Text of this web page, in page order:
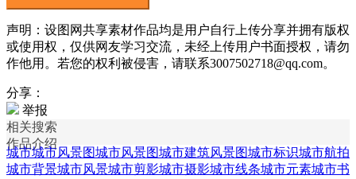
声明：设图网共享素材作品均是用户自行上传分享并拥有版权
或使用权，仅供网友学习交流，未经上传用户书面授权，请勿
作他用。若您的权利被侵害，请联系3007502718@qq.com。
分享：
举报
相关搜索
作品介绍
城市城市风景图城市风景图城市建筑风景图城市标识城市航拍
城市背景城市风景城市剪影城市摄影城市线条城市元素城市书